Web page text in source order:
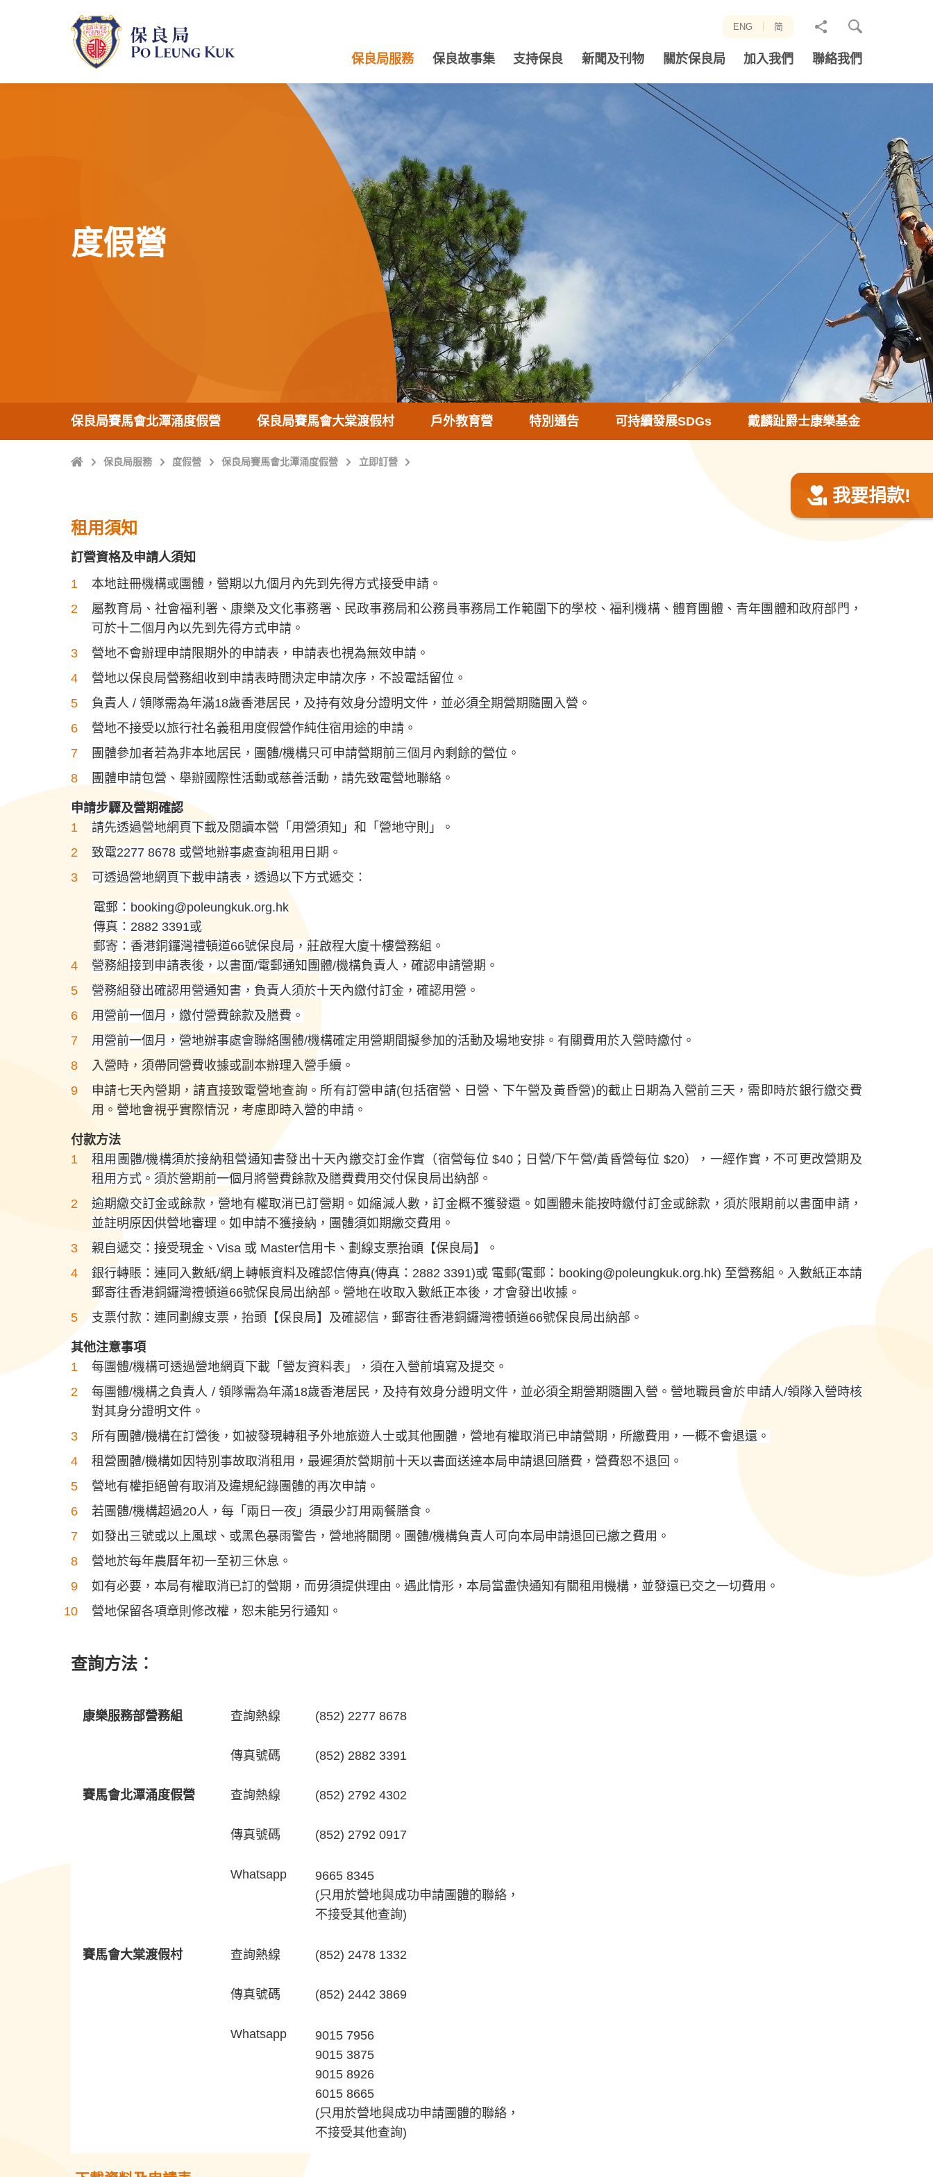
ENG 简
分
至
保良局服務 保良故事集 支持保良 新聞及刊物 關於保良局 加入我們 聯絡我們
度假營
保良局賽馬會北潭涌度假營 保良局賽馬會大棠渡假村 戶外教育營 特別通告 可持續發展SDGs 戴麟趾爵士康樂基金
主
保良局服務 度假營 保良局賽馬會北潭涌度假營 立即訂營
我要捐款!
租用須知
訂營資格及申請人須知
本地註冊機構或團體，營期以九個月內先到先得方式接受申請。
屬教育局、社會福利署、康樂及文化事務署、民政事務局和公務員事務局工作範圍下的學校、福利機構、體育團體、青年團體和政府部門，
可於十二個月內以先到先得方式申請。
營地不會辦理申請限期外的申請表，申請表也視為無效申請。
營地以保良局營務組收到申請表時間決定申請次序，不設電話留位。
負責人 / 領隊需為年滿18歲香港居民，及持有效身分證明文件，並必須全期營期隨團入營。
營地不接受以旅行社名義租用度假營作純住宿用途的申請。
團體參加者若為非本地居民，團體/機構只可申請營期前三個月內剩餘的營位。
團體申請包營、舉辦國際性活動或慈善活動，請先致電營地聯絡。
申請步驟及營期確認
請先透過營地網頁下載及閱讀本營「用營須知」和「營地守則」。
致電2277 8678 或營地辦事處查詢租用日期。
可透過營地網頁下載申請表，透過以下方式遞交：
電郵： booking@poleungkuk.org.hk
傳真：2882 3391或
郵寄：香港銅鑼灣禮頓道66號保良局，莊啟程大廈十樓營務組。
營務組接到申請表後，以書面/電郵通知團體/機構負責人，確認申請營期。
營務組發出確認用營通知書，負責人須於十天內繳付訂金，確認用營。
用營前一個月，繳付營費餘款及膳費。
用營前一個月，營地辦事處會聯絡團體/機構確定用營期間擬參加的活動及場地安排。有關費用於入營時繳付。
入營時，須帶同營費收據或副本辦理入營手續。
申請七天內營期，請直接致電營地查詢。所有訂營申請(包括宿營、日營、下午營及黃昏營)的截止日期為入營前三天，需即時於銀行繳交費
用。營地會視乎實際情況，考慮即時入營的申請。
付款方法
租用團體/機構須於接納租營通知書發出十天內繳交訂金作實（宿營每位 $40；日營/下午營/黃昏營每位 $20），一經作實，不可更改營期及
租用方式。須於營期前一個月將營費餘款及膳費費用交付保良局出納部。
逾期繳交訂金或餘款，營地有權取消已訂營期。如縮減人數，訂金概不獲發還。如團體未能按時繳付訂金或餘款，須於限期前以書面申請，
並註明原因供營地審理。如申請不獲接納，團體須如期繳交費用。
親自遞交：接受現金、Visa 或 Master信用卡、劃線支票抬頭【保良局】。
銀行轉賬：連同入數紙/網上轉帳資料及確認信傳真(傳真：2882 3391)或 電郵(電郵： booking@poleungkuk.org.hk) 至營務組。入數紙正本請
郵寄往香港銅鑼灣禮頓道66號保良局出納部。營地在收取入數紙正本後，才會發出收據。
支票付款：連同劃線支票，抬頭【保良局】及確認信，郵寄往香港銅鑼灣禮頓道66號保良局出納部。
其他注意事項
每團體/機構可透過營地網頁下載「營友資料表」，須在入營前填寫及提交。
每團體/機構之負責人 / 領隊需為年滿18歲香港居民，及持有效身分證明文件，並必須全期營期隨團入營。營地職員會於申請人/領隊入營時核
對其身分證明文件。
所有團體/機構在訂營後，如被發現轉租予外地旅遊人士或其他團體，營地有權取消已申請營期，所繳費用，一概不會退還。
租營團體/機構如因特別事故取消租用，最遲須於營期前十天以書面送達本局申請退回膳費，營費恕不退回。
營地有權拒絕曾有取消及違規紀錄團體的再次申請。
若團體/機構超過20人，每「兩日一夜」須最少訂用兩餐膳食。
如發出三號或以上風球、或黑色暴雨警告，營地將關閉。團體/機構負責人可向本局申請退回已繳之費用。
營地於每年農曆年初一至初三休息。
如有必要，本局有權取消已訂的營期，而毋須提供理由。遇此情形，本局當盡快通知有關租用機構，並發還已交之一切費用。
營地保留各項章則修改權，恕未能另行通知。
查詢方法︰
康樂服務部營務組 查詢熱線 (852) 2277 8678
傳真號碼 (852) 2882 3391
賽馬會北潭涌度假營 查詢熱線 (852) 2792 4302
傳真號碼 (852) 2792 0917
Whatsapp
9665 8345
(只用於營地與成功申請團體的聯絡，
不接受其他查詢)
賽馬會大棠渡假村 查詢熱線 (852) 2478 1332
傳真號碼 (852) 2442 3869
Whatsapp
9015 7956
9015 3875
9015 8926
6015 8665
(只用於營地與成功申請團體的聯絡，
不接受其他查詢)